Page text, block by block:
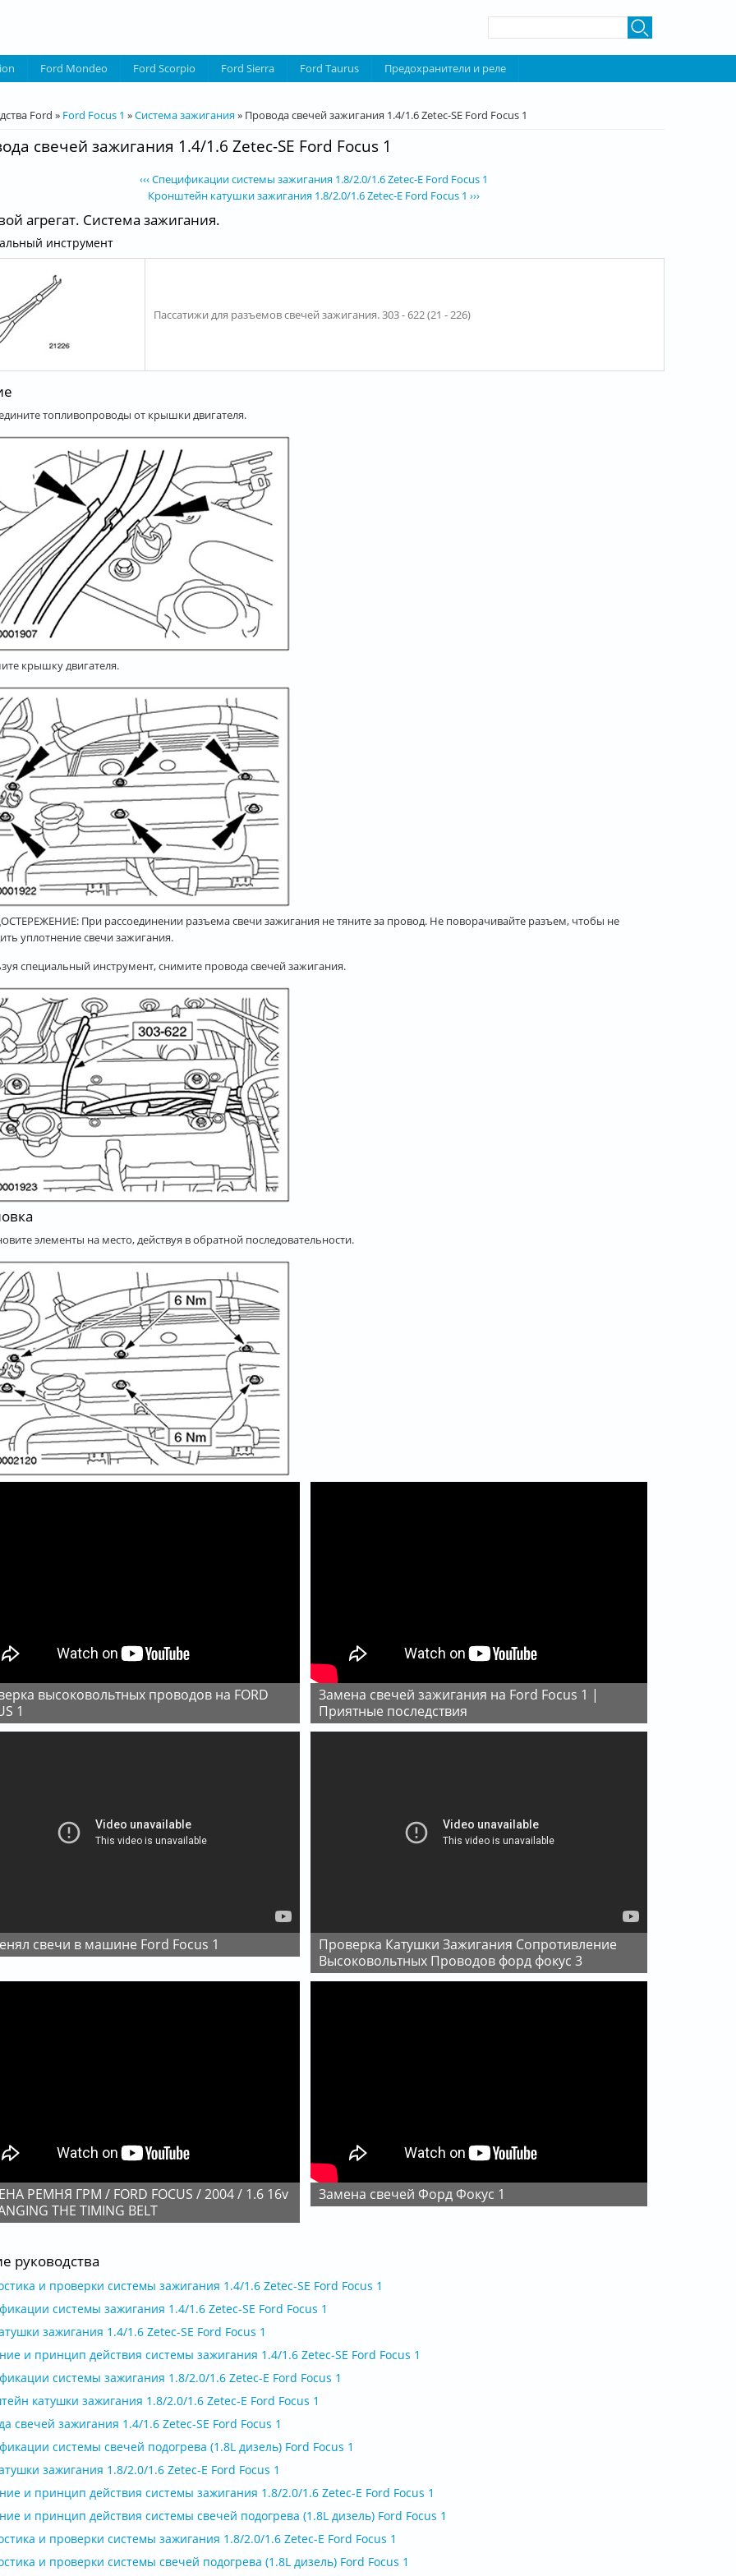
Ford Mondeo Ford Scorpio Ford Sierra Ford Taurus Предохранители и реле
Ford » Ford Focus 1 »Система зажигания» Провода свечей зажигания 1.4/1.6 Zetec-SE Ford Focus 1
свечей зажигания 1.4/1.6 Zetec-SE Ford Focus 1
‹‹‹ Спецификации системы зажигания 1.8/2.0/1.6 Zetec-E Ford Focus 1
Кронштейн катушки зажигания 1.8/2.0/1.6 Zetec-E Ford Focus 1 ›››
агрегат. Система зажигания.
инструмент
Пассатижи для разъемов свечей зажигания. 303 - 622 (21 - 226)
топливопроводы от крышки двигателя.
крышку двигателя.
При рассоединении разъема свечи зажигания не тяните за провод. Не поворачивайте разъем, чтобы не
уплотнение свечи зажигания.
специальный инструмент, снимите провода свечей зажигания.
элементы на место, действуя в обратной последовательности.
1
Замена свечей зажигания на Ford Focus 1 |
Приятные последствия
свечи в машине Ford Focus 1
Проверка Катушки Зажигания Сопротивление
Высоковольтных Проводов форд фокус 3
THE TIMING BELT
Замена свечей Форд Фокус 1
руководства
и проверки системы зажигания 1.4/1.6 Zetec-SE Ford Focus 1
системы зажигания 1.4/1.6 Zetec-SE Ford Focus 1
зажигания 1.4/1.6 Zetec-SE Ford Focus 1
и принцип действия системы зажигания 1.4/1.6 Zetec-SE Ford Focus 1
системы зажигания 1.8/2.0/1.6 Zetec-E Ford Focus 1
катушки зажигания 1.8/2.0/1.6 Zetec-E Ford Focus 1
свечей зажигания 1.4/1.6 Zetec-SE Ford Focus 1
системы свечей подогрева (1.8L дизель) Ford Focus 1
зажигания 1.8/2.0/1.6 Zetec-E Ford Focus 1
и принцип действия системы зажигания 1.8/2.0/1.6 Zetec-E Ford Focus 1
и принцип действия системы свечей подогрева (1.8L дизель) Ford Focus 1
и проверки системы зажигания 1.8/2.0/1.6 Zetec-E Ford Focus 1
и проверки системы свечей подогрева (1.8L дизель) Ford Focus 1